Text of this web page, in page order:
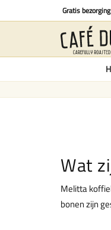
Gratis bezorging
Wat
Melitta
bonen zijn